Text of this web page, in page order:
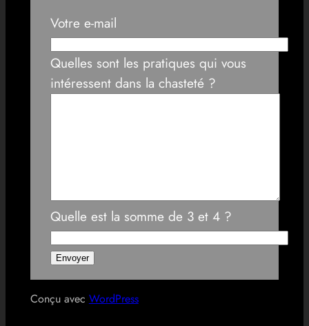
Votre e-mail
Quelles sont les pratiques qui vous
intéressent dans la chasteté ?
Quelle est la somme de 3 et 4 ?
Conçu avec WordPress